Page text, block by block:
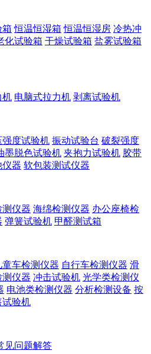
箱 恒温恒湿箱 恒温恒湿房 冷热冲
化试验箱 干燥试验箱 盐雾试验箱
机 电脑式拉力机 剥离试验机
强度试验机 振动试验台 破裂强度
墨脱色试验机 夹抱力试验机 胶带
仪器 软包装测试仪器
仪器 海绵检测仪器 办公座椅检
弹簧试验机 甲醛测试箱
童车检测仪器 自行车检测仪器 滑
仪器 冲击试验机 光学类检测仪
电池类检测仪器 分析检测设备 按
试验机
见问题解答